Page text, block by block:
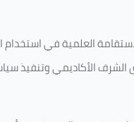
العلمية في
الأكاديمي وتنفيذ